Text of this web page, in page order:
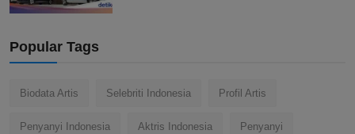
Popular Tags
Biodata Artis Selebriti Indonesia Profil Artis
Penyanyi Indonesia Aktris Indonesia Penyanyi